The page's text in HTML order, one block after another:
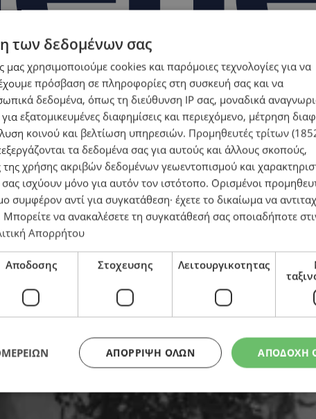
Ινδία
των δεδομένων σας
μας χρησιμοποιούμε cookies και παρόμοιες τεχνολογίες για να
πρόσβαση σε πληροφορίες στη συσκευή σας και να
δεδομένα, όπως τη διεύθυνση IP σας, μοναδικά
εξατομικευμένες διαφημίσεις και περιεχόμενο, μέτρηση
κοινού και βελτίωση υπηρεσιών. Προμηθευτές τρίτων
τα δεδομένα σας για αυτούς και άλλους σκοπούς,
χρήσης ακριβών δεδομένων γεωεντοπισμού και
ισχύουν μόνο για αυτόν τον ιστότοπο. Ορισμένοι
συμφέρον αντί για συγκατάθεση· έχετε το δικαίωμα να
Μπορείτε να ανακαλέσετε τη συγκατάθεσή σας οποιαδήποτε
Απορρήτου
Αποδοσης Στοχευσης Λειτουργικοτητας
ΑΠΟΔΟΧΗ
ΑΠΌΡΡΙΨΗ ΌΛΩΝ